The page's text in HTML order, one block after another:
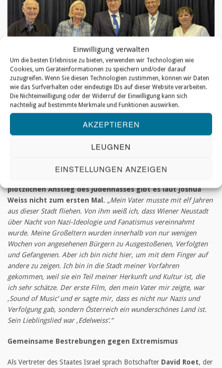
Einwilligung verwalten
Um die besten Erlebnisse zu bieten, verwenden wir Technologien wie
Cookies, um Geräteinformationen zu speichern und/oder darauf
zuzugreifen. Wenn Sie diesen Technologien zustimmen, können wir Daten
wie das Surfverhalten oder eindeutige IDs auf dieser Website verarbeiten.
Die Nichteinwilligung oder der Widerruf der Einwilligung kann sich
nachteilig auf bestimmte Merkmale und Funktionen auswirken.
AKZEPTIEREN
LEUGNEN
EINSTELLUNGEN ANZEIGEN
v.l.n.r.: Helmuth Eiwen, Marie-Louise Weissenböck, Botschafter David Roet, Joshua
Weiss mit seiner Ehefrau
es eine Explosion des Antisemitismus auf der ganzen Welt gegeben.
plötzlichen Anstieg des Judenhasses gibt es laut Joshua
Weiss nicht zum ersten Mal. „Mein Vater musste mit elf Jahren
aus dieser Stadt fliehen. Von ihm weiß ich, dass Wiener Neustadt
über Nacht von Nazi-Ideologie und Fanatismus vereinnahmt
wurde. Meine Großeltern wurden innerhalb von nur wenigen
Wochen von angesehenen Bürgern zu Ausgestoßenen, Verfolgten
und Gefangenen. Aber ich bin nicht hier, um mit dem Finger auf
andere zu zeigen. Ich bin in die Stadt meiner Vorfahren
gekommen, weil sie ein Teil meiner Herkunft und Kultur ist, die
ich sehr schätze. Der erste Film, den mein Vater mir zeigte, war
‚Sound of Music‘ und er sagte mir, dass es nicht nur Nazis und
Verfolgung gab, sondern Österreich ein wunderschönes Land ist.
Sein Lieblingslied war ‚Edelweiss‘.“
Gemeinsame Bestrebungen gegen Extremismus
Als Vertreter des Staates Israel sprach Botschafter David Roet, der